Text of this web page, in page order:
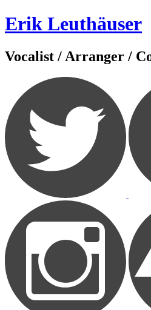
Zum
Inhalt
Erik Leuthäuser
Vocalist / Arranger /